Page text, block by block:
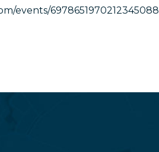
events/6978651970212345088